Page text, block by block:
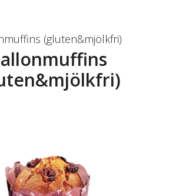
(gluten&mjölkfri)